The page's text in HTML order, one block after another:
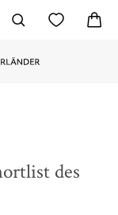
des